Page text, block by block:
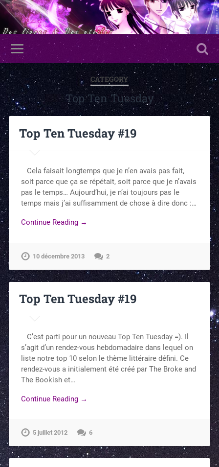
CATEGORY
Top Ten Tuesday
Top Ten Tuesday #19
Cela faisait longtemps que je n’en avais pas fait,
soit parce que ça se répétait, soit parce que je n’avais
pas le temps… Aujourd’hui, je n’ai toujours pas le
temps mais j’ai suffisamment de chose à dire donc :…
Continue Reading →
10 décembre 2013 2
Top Ten Tuesday #19
C’est parti pour un nouveau Top Ten Tuesday =). Il
s’agit d’un rendez-vous hebdomadaire dans lequel on
liste notre top 10 selon le thème littéraire défini. Ce
rendez-vous a initialement été créé par The Broke and
The Bookish et…
Continue Reading →
5 juillet 2012 6